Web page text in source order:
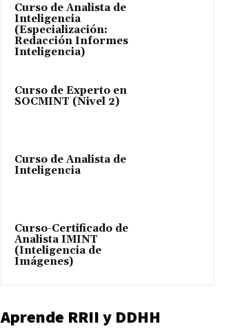
Curso de Analista de
Inteligencia
(Especialización:
Redacción Informes
Inteligencia)
Curso de Experto en
SOCMINT (Nivel 2)
Curso de Analista de
Inteligencia
Curso-Certificado de
Analista IMINT
(Inteligencia de
Imágenes)
Aprende RRII y DDHH